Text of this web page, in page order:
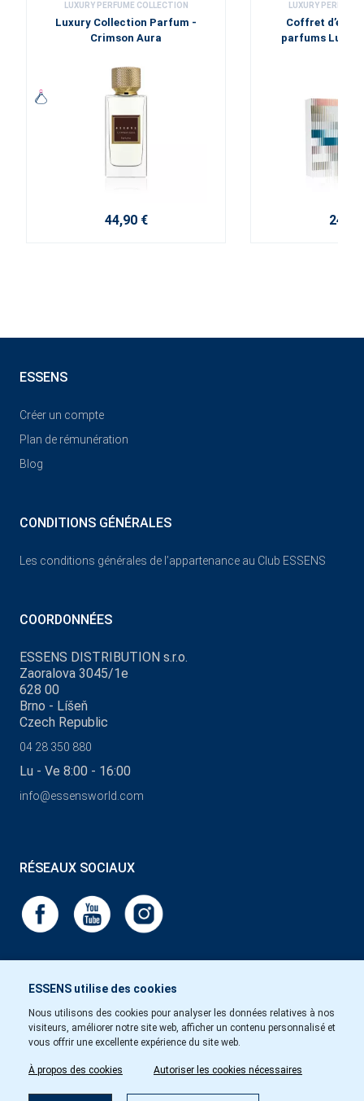
LUXURY PERFUME COLLECTION
Luxury Collection Parfum -
Crimson Aura
44,90 €
LUXURY
Coffret
parfums
24,00
ESSENS utilise des cookies
Nous utilisons des cookies pour analyser les données relatives à nos
visiteurs, améliorer notre site web, afficher un contenu personnalisé et
vous offrir une excellente expérience du site web.
À propos des cookies Autoriser les cookies nécessaires
ESSENS
Créer un compte
Plan de rémunération
Blog
CONDITIONS GÉNÉRALES
Les conditions générales de l’appartenance au Club ESSENS
COORDONNÉES
ESSENS DISTRIBUTION s.r.o.
Zaoralova 3045/1e
628 00
Brno - Líšeň
Czech Republic
04 28 350 880
Lu - Ve 8:00 - 16:00
info@essensworld.com
RÉSEAUX SOCIAUX